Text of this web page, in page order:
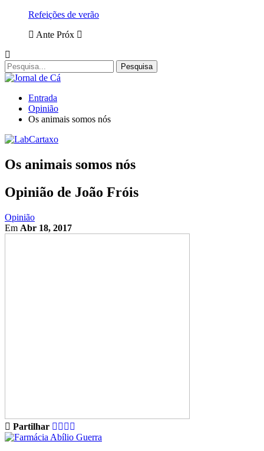
Refeições de verão
Ante Próx
Entrada
Opinião
Os animais somos nós
Os animais somos nós
Opinião de João Fróis
Opinião
Em Abr 18, 2017
Partilhar